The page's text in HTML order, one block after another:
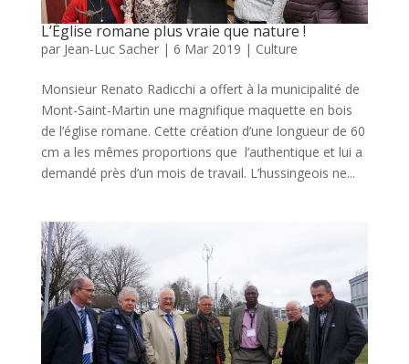
L’Église romane plus vraie que nature !
par Jean-Luc Sacher| 6 Mar 2019 | Culture
Monsieur Renato Radicchi a offert à la municipalité de
Mont-Saint-Martin une magnifique maquette en bois
de l’église romane. Cette création d’une longueur de 60
cm a les mêmes proportions que l’authentique et lui a
demandé près d’un mois de travail. L’hussingeois ne...